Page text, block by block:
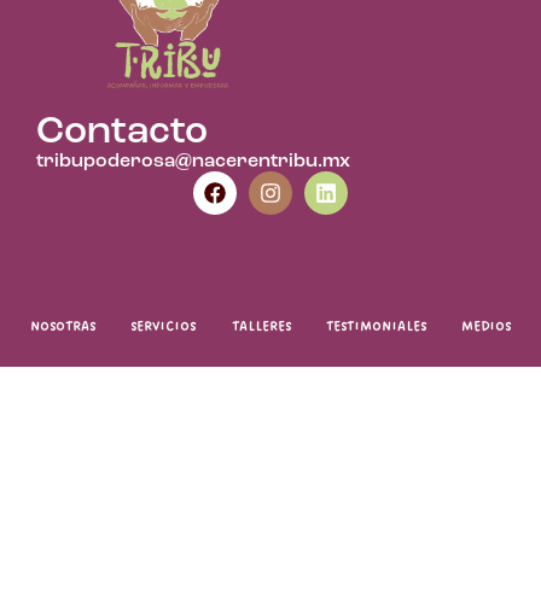
Contacto
tribupoderosa@nacerentribu.mx
NOSOTRAS SERVICIOS TALLERES TESTIMONIALES MEDIOS